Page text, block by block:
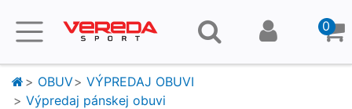
0
OBUV
VÝPREDAJ OBUVI
Výpredaj pánskej obuvi